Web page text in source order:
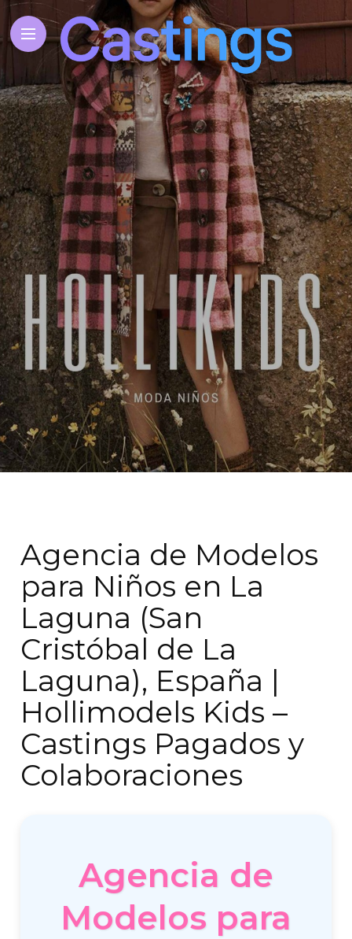
Agencia de Modelos
para Niños en La
Laguna (San
Cristóbal de La
Laguna), España |
Hollimodels Kids –
Castings Pagados y
Colaboraciones
Agencia de
Modelos para